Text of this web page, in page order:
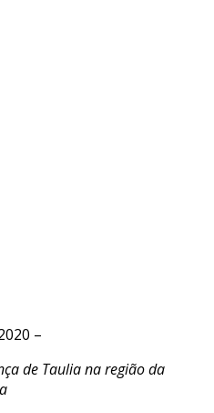
–
de Taulia na região da